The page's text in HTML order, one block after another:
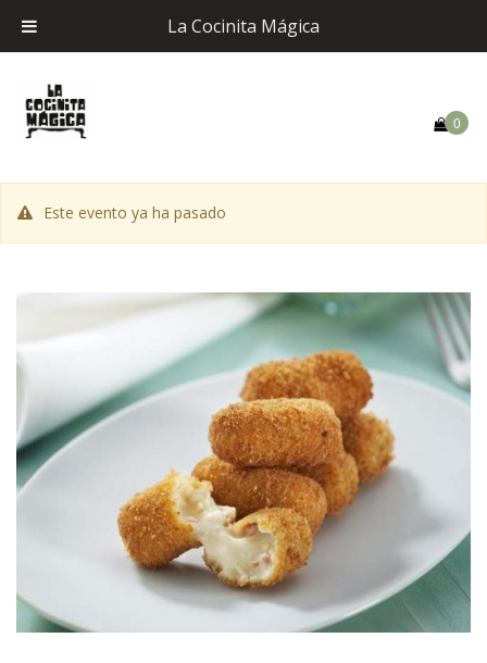
0
Este evento ya ha pasado
La Cocinita Mágica